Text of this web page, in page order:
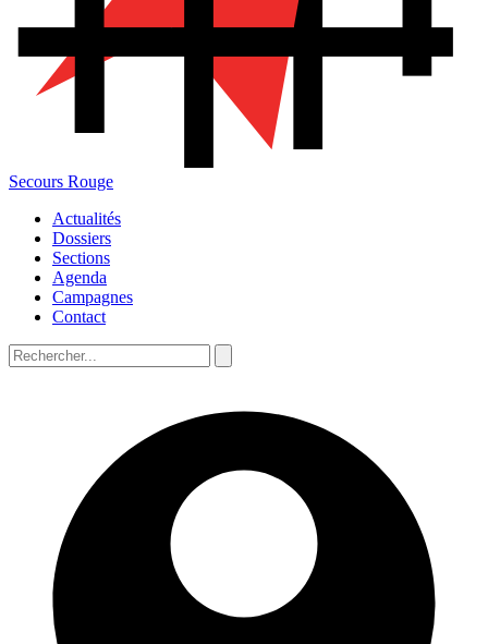
Secours Rouge
Actualités
Dossiers
Sections
Agenda
Campagnes
Contact